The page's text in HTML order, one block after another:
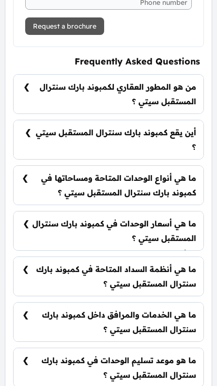
Request a brochure
Frequently Asked Questions
من هو المطور العقاري لكمبوند بارك سنترال
المستقبل سيتي ؟
شركة حسن علام للتطوير العقاري Hassan Allam
Properties.
أين يقع كمبوند بارك سنترال المستقبل سيتي
؟
يقع كمبوند بارك سنترال في قلب مدينة المستقبل.
ما هي أنواع الوحدات المتاحة ومساحاتها في
كمبوند بارك سنترال المستقبل سيتي ؟
يضم الكمبوند مجموعة متنوعة من الوحدات السكنية،
تشمل: شقق سكنية: تبدأ من 77 متر² بنتهاوس: تبدأ
من 212 متر²
ما هي أسعار الوحدات في كمبوند بارك سنترال
المستقبل سيتي ؟
تبدأ الأسعار من 6,900,000 جنيه وتختلف حسب نوع
الوحدة والمساحة. الأسعار قابلة للتغيير حسب
تطورات السوق.
ما هي أنظمة السداد المتاحة في كمبوند بارك
سنترال المستقبل سيتي ؟
يمكنك حجز وحدتك بدفع مقدم 5% فقط، مع تقسيط
الباقي على 8 سنوات بدون فوائد.
ما هي الخدمات والمرافق داخل كمبوند بارك
سنترال المستقبل سيتي ؟
يشمل الكمبوند مساحات خضراء واسعة، بحيرات
صناعية، نادي اجتماعي، مناطق ترفيهية للأطفال،
حمامات سباحة، ومناطق تجارية.
ما هو موعد تسليم الوحدات في كمبوند بارك
سنترال المستقبل سيتي ؟